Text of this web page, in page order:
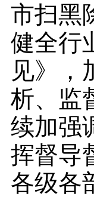
市扫黑
健全行
见》，
析、监
续加强
挥督导
各级各